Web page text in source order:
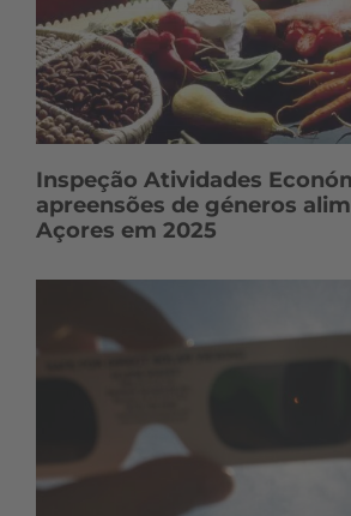
Inspeção Atividades
apreensões de géneros
Açores em 2025